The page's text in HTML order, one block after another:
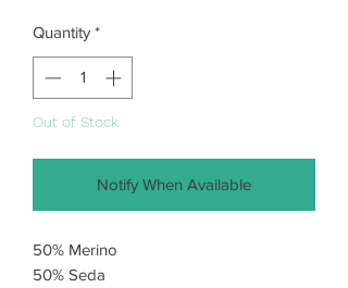
Quantity *
Out of Stock
Notify When Available
50% Merino
50% Seda